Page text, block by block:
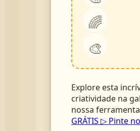
🌈
🎨
Explore esta
criatividade na
nossa
GRÁTIS ▷ Pinte